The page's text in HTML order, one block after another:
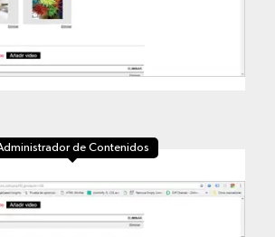
de Contenidos